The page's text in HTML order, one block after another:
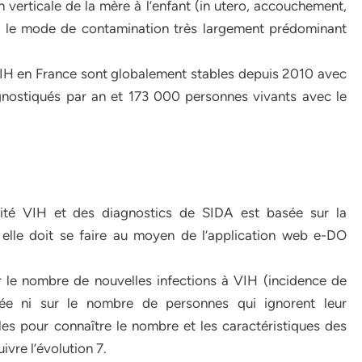
de la mère à l’enfant (in utero, accouchement,
mode de contamination très largement prédominant
en France sont globalement stables depuis 2010 avec
par an et 173 000 personnes vivants avec le
VIH et des diagnostics de SIDA est basée sur la
doit se faire au moyen de l’application web e-DO
nombre de nouvelles infections à VIH (incidence de
ni sur le nombre de personnes qui ignorent leur
pour connaître le nombre et les caractéristiques des
l’évolution 7.